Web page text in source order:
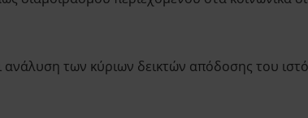
των κύριων δεικτών απόδοσης του